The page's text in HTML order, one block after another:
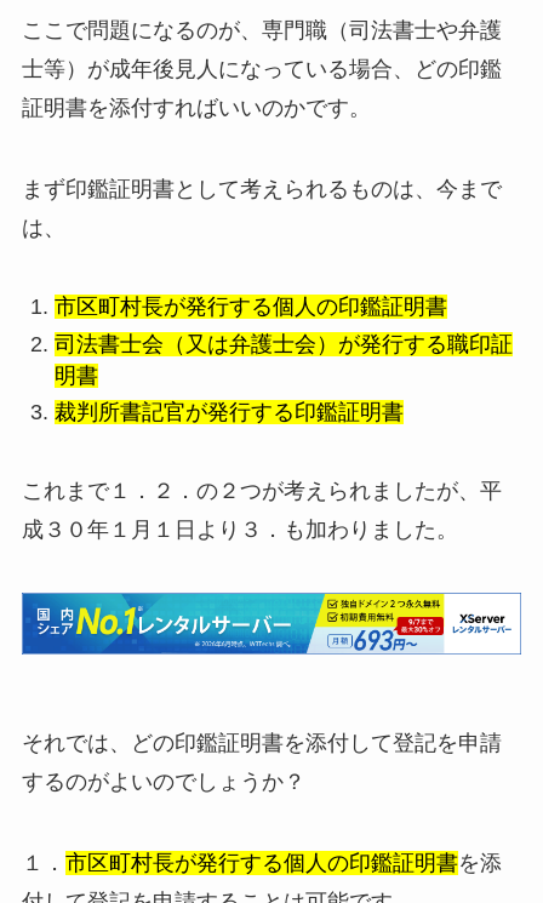
ここで問題になるのが、専門職（司法書士や弁護
士等）が成年後見人になっている場合、どの印鑑
証明書を添付すればいいのかです。
まず印鑑証明書として考えられるものは、今まで
は、
市区町村長が発行する個人の印鑑証明書
司法書士会（又は弁護士会）が発行する職印証
明書
裁判所書記官が発行する印鑑証明書
これまで１．２．の２つが考えられましたが、平
成３０年１月１日より３．も加わりました。
それでは、どの印鑑証明書を添付して登記を申請
するのがよいのでしょうか？
１． 市区町村長が発行する個人の印鑑証明書を添